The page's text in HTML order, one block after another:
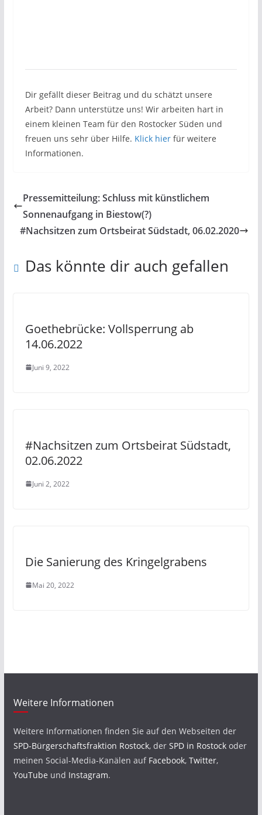
Dir gefällt dieser Beitrag und du schätzt unsere
Arbeit? Dann unterstütze uns! Wir arbeiten hart in
einem kleinen Team für den Rostocker Süden und
freuen uns sehr über Hilfe. Klick hierfür weitere
Informationen.
Pressemitteilung: Schluss mit künstlichem
Sonnenaufgang in Biestow(?)
#Nachsitzen zum Ortsbeirat Südstadt, 06.02.2020
Das könnte dir auch gefallen
Goethebrücke: Vollsperrung ab
14.06.2022
Juni 9, 2022
#Nachsitzen zum Ortsbeirat Südstadt,
02.06.2022
Juni 2, 2022
Die Sanierung des Kringelgrabens
Mai 20, 2022
Weitere Informationen
Weitere Informationen finden Sie auf den Webseiten der
SPD-Bürgerschaftsfraktion Rostock, der SPD in Rostockoder
meinen Social-Media-Kanälen auf Facebook, Twitter,
YouTube und Instagram.